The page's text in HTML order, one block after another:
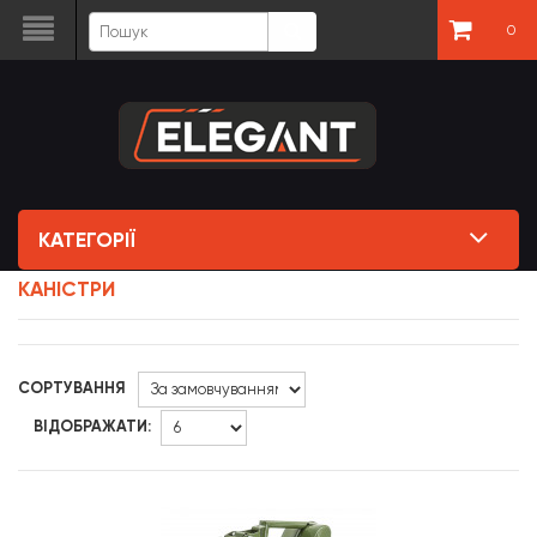
0
КАТЕГОРІЇ
КАНІСТРИ
СОРТУВАННЯ
ВІДОБРАЖАТИ: